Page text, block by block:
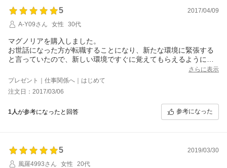
5
2017/04/09
A-Y09さん
女性 30代
マグノリアを購入しました。
お世話になった方が転職することになり、新たな環境に緊張する
と言っていたので、新しい環境ですぐに覚えてもらえるように、
名刺に香りを付けて印象づけてもらいたいと思いプレゼントしま
した。
とてもオシャレな贈り物だと喜んでもらえました(^_^)
さらに表示
プレゼント｜仕事関係へ｜はじめて
注文日：2017/03/06
1人が参考になったと回答 参考になった
5
2019/03/30
風羅4993さん
女性 20代